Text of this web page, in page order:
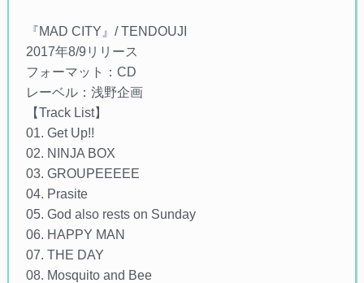
『MAD CITY』/ TENDOUJI
2017年8/9リリース
フォーマット：CD
レーベル：浅野企画
【Track List】
01. Get Up!!
02. NINJA BOX
03. GROUPEEEEE
04. Prasite
05. God also rests on Sunday
06. HAPPY MAN
07. THE DAY
08. Mosquito and Bee